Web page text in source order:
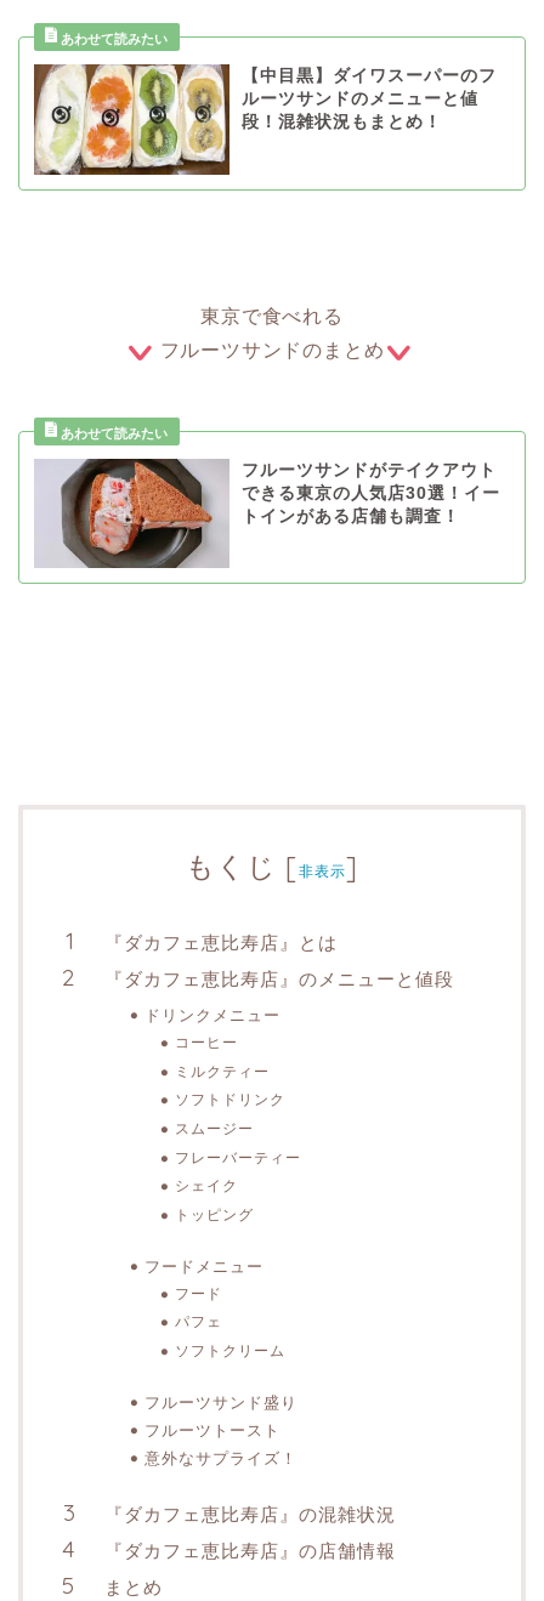
【中目黒】ダイワスーパーのフ
ルーツサンドのメニューと値
段！混雑状況もまとめ！
東京で食べれる
フルーツサンドのまとめ
フルーツサンドがテイクアウト
できる東京の人気店30選！イー
トインがある店舗も調査！
もくじ [非表示]
『ダカフェ恵比寿店』とは
『ダカフェ恵比寿店』のメニューと値段
ドリンクメニュー
コーヒー
ミルクティー
ソフトドリンク
スムージー
フレーバーティー
シェイク
トッピング
フードメニュー
フード
パフェ
ソフトクリーム
フルーツサンド盛り
フルーツトースト
意外なサプライズ！
『ダカフェ恵比寿店』の混雑状況
『ダカフェ恵比寿店』の店舗情報
まとめ